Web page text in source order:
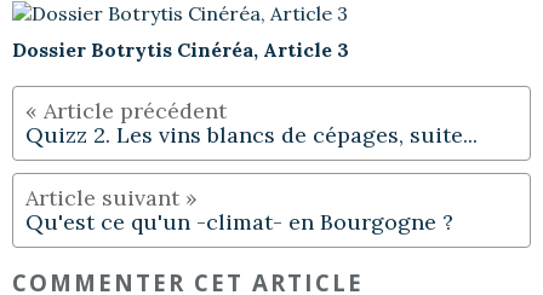
Dossier Botrytis Cinéréa, Article 3
Quizz 2. Les vins blancs de cépages, suite...
Qu'est ce qu'un -climat- en Bourgogne ?
COMMENTER CET ARTICLE